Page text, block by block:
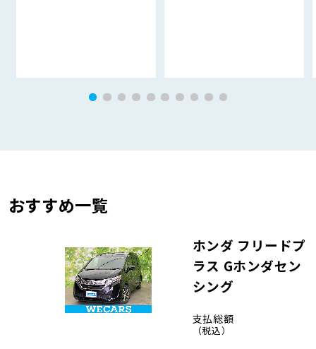
おすすめ一覧
ホンダ フリードプ
ラス Gホンダセン
シング
支払総額
（税込）